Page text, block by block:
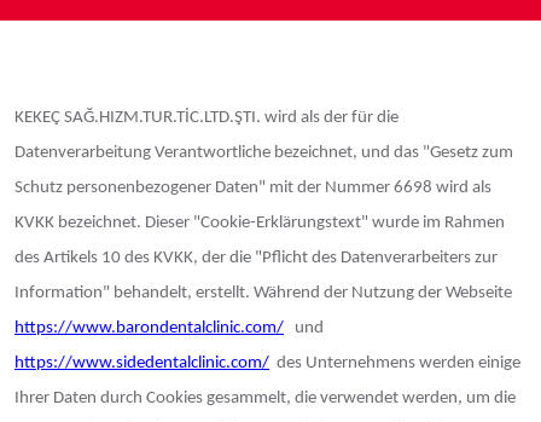
KEKEÇ SAĞ.HIZM.TUR.TİC.LTD.ŞTI. wird als der für die
Datenverarbeitung Verantwortliche bezeichnet, und das "Gesetz zum
Schutz personenbezogener Daten" mit der Nummer 6698 wird als
KVKK bezeichnet. Dieser "Cookie-Erklärungstext" wurde im Rahmen
des Artikels 10 des KVKK, der die "Pflicht des Datenverarbeiters zur
Information" behandelt, erstellt. Während der Nutzung der Webseite
https://www.barondentalclinic.com/ und
https://www.sidedentalclinic.com/ des Unternehmens werden einige
Ihrer Daten durch Cookies gesammelt, die verwendet werden, um die